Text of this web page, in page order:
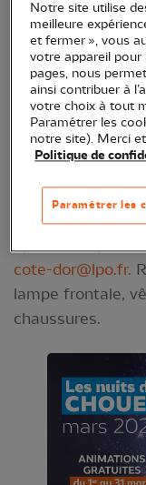
Venez découvrir
nocturnes
présentation et
tombée de la
chouettes et
Par Loïc Michel,
RDV à 18 h à La
cote-dor@lpo.fr.
lampe frontale,
chaussures.
Notre site utilise
meilleure
et fermer », vous
votre appareil
pages, nous
ainsi contribuer à
votre choix à tout
Paramétrer les
notre site). Merci
Politique de
Paramétrer les